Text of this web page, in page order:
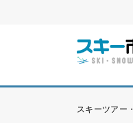
スキーツアー